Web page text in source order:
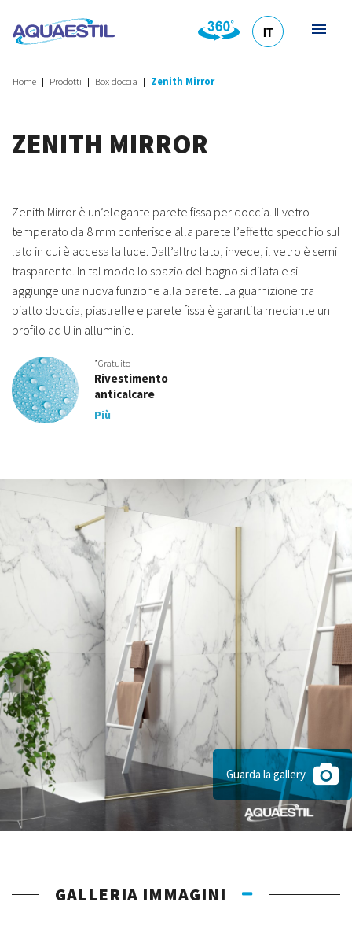
IT
Home Prodotti Box doccia Zenith Mirror
ZENITH MIRROR
Zenith Mirror è un’elegante parete fissa per doccia. Il vetro
temperato da 8 mm conferisce alla parete l’effetto specchio sul
lato in cui è accesa la luce. Dall’altro lato, invece, il vetro è semi
trasparente. In tal modo lo spazio del bagno si dilata e si
aggiunge una nuova funzione alla parete. La guarnizione tra
piatto doccia, piastrelle e parete fissa è garantita mediante un
profilo ad U in alluminio.
*Gratuito
Rivestimento
anticalcare
Più
Guarda la gallery
GALLERIA IMMAGINI